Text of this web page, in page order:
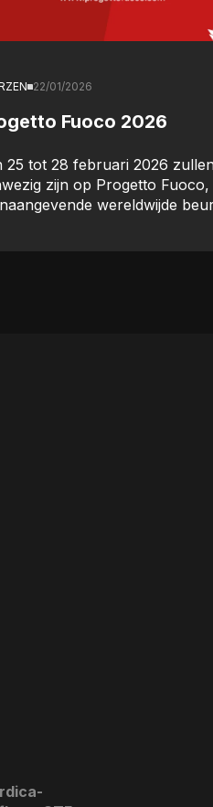
22/01/2026
Fuoco 2026
25 tot 28 februari 2026
zijn op Progetto Fuoco,
wereldwijde